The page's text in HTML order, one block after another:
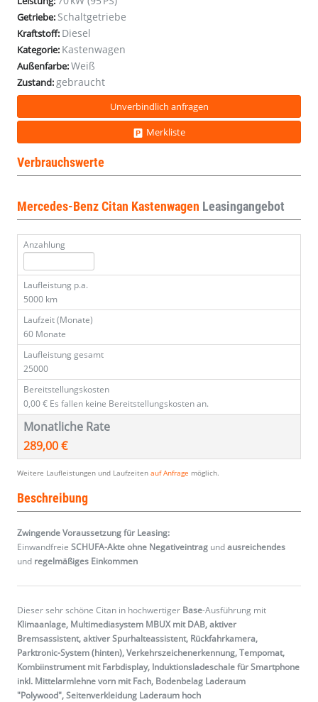
Klima
Holz
MBUX
Kam
Klima
Holz
MBUX
Kam
Klima
Holz
MBUX
Kam
Klima
Holz
MBUX
Kam
Getriebe: Schaltgetriebe
Kraftstoff: Diesel
Kategorie: Kastenwagen
Außenfarbe:Weiß
Zustand: gebraucht
Unverbindlich anfragen
Merkliste
Verbrauchswerte
Mercedes-Benz Citan Kastenwagen Leasingangebot
Anzahlung
Laufleistung p.a.
5000 km
Laufzeit (Monate)
60 Monate
Laufleistung gesamt
25000
Bereitstellungskosten
0,00 € Es fallen keine Bereitstellungskosten an.
Monatliche Rate
289,00 €
Weitere Laufleistungen und Laufzeiten auf Anfrage möglich.
Beschreibung
Zwingende Voraussetzung für Leasing:
Einwandfreie SCHUFA-Akte ohne Negativeintrag undausreichendes
und regelmäßiges Einkommen
Dieser sehr schöne Citan in hochwertiger Base-Ausführung mit
Klimaanlage, Multimediasystem MBUX mit DAB, aktiver
Bremsassistent, aktiver Spurhalteassistent, Rückfahrkamera,
Parktronic-System (hinten), Verkehrszeichenerkennung, Tempomat,
Kombiinstrument mit Farbdisplay, Induktionsladeschale für Smartphone
inkl. Mittelarmlehne vorn mit Fach, Bodenbelag Laderaum
"Polywood", Seitenverkleidung Laderaum hoch